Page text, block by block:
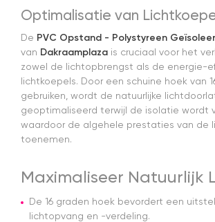
Optimalisatie van
De PVC Opstand - Polystyreen
van Dakraamplaza is cruciaal voor het
zowel de lichtopbrengst als de energie-
lichtkoepels. Door een schuine hoek van
gebruiken, wordt de natuurlijke
geoptimaliseerd terwijl de isolatie wordt
waardoor de algehele prestaties van de
toenemen.
Maximaliseer Natuurlijk
De 16 graden hoek bevordert een
lichtopvang en -verdeling.